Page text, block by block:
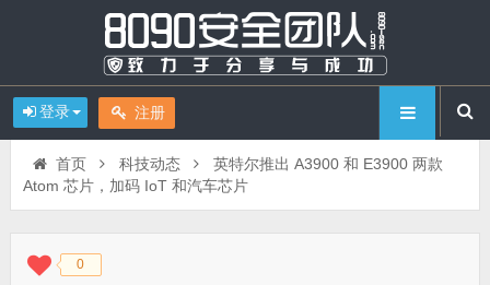
登录 注册
首页 科技动态
英特尔推出 A3900 和 E3900 两款
Atom 芯片，加码 IoT 和汽车芯片
◆◆ 0